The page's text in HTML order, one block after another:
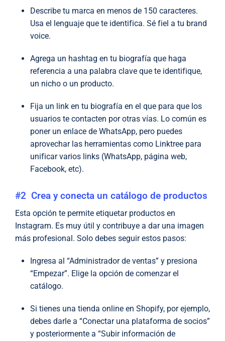
Describe tu marca en menos de 150 caracteres.
Usa el lenguaje que te identifica. Sé fiel a tu brand
voice.
Agrega un hashtag en tu biografía que haga
referencia a una palabra clave que te identifique,
un nicho o un producto.
Fija un link en tu biografía en el que para que los
usuarios te contacten por otras vías. Lo común es
poner un enlace de WhatsApp, pero puedes
aprovechar las herramientas como Linktree para
unificar varios links (WhatsApp, página web,
Facebook, etc).
#2 Crea y conecta un catálogo de productos
Esta opción te permite etiquetar productos en
Instagram. Es muy útil y contribuye a dar una imagen
más profesional. Solo debes seguir estos pasos:
Ingresa al “Administrador de ventas” y presiona
“Empezar”. Elige la opción de comenzar el
catálogo.
Si tienes una tienda online en Shopify, por ejemplo,
debes darle a “Conectar una plataforma de socios”
y posteriormente a “Subir información de